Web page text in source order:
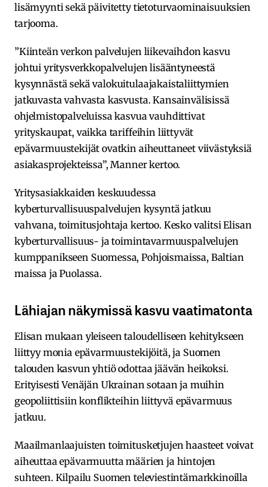
lisämyynti sekä päivitetty tietoturvaominaisuuksien
tarjooma.
”Kiinteän verkon palvelujen liikevaihdon kasvu
johtui yritysverkkopalvelujen lisääntyneestä
kysynnästä sekä valokuitulaajakaistaliittymien
jatkuvasta vahvasta kasvusta. Kansainvälisissä
ohjelmistopalveluissa kasvua vauhdittivat
yrityskaupat, vaikka tariffeihin liittyvät
epävarmuustekijät ovatkin aiheuttaneet viivästyksiä
asiakasprojekteissa”, Manner kertoo.
Yritysasiakkaiden keskuudessa
kyberturvallisuuspalvelujen kysyntä jatkuu
vahvana, toimitusjohtaja kertoo. Kesko valitsi Elisan
kyberturvallisuus- ja toimintavarmuuspalvelujen
kumppanikseen Suomessa, Pohjoismaissa, Baltian
maissa ja Puolassa.
Lähiajan näkymissä kasvu vaatimatonta
Elisan mukaan yleiseen taloudelliseen kehitykseen
liittyy monia epävarmuustekijöitä, ja Suomen
talouden kasvun yhtiö odottaa jäävän heikoksi.
Erityisesti Venäjän Ukrainan sotaan ja muihin
geopoliittisiin konflikteihin liittyvä epävarmuus
jatkuu.
Maailmanlaajuisten toimitusketjujen haasteet voivat
aiheuttaa epävarmuutta määrien ja hintojen
suhteen. Kilpailu Suomen televiestintämarkkinoilla